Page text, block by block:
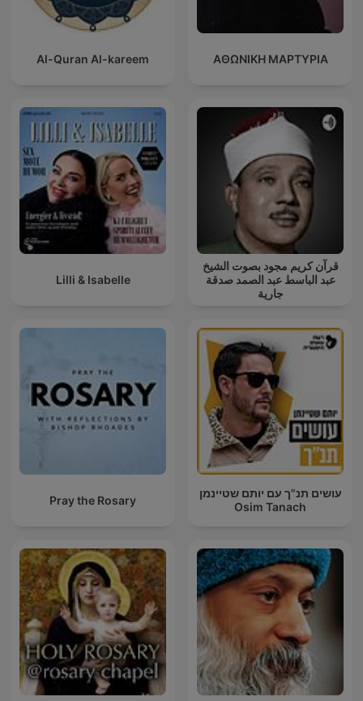
Al-Quran Al-kareem ΑΘΩΝΙΚΗ ΜΑΡΤΥΡΙΑ
Lilli & Isabelle
قرآن كريم مجود بصوت الشيخ
عبد الباسط عبد الصمد صدقة
جارية
Pray the Rosary
עושים תנ"ך עם יותם שטיינמן
Osim Tanach